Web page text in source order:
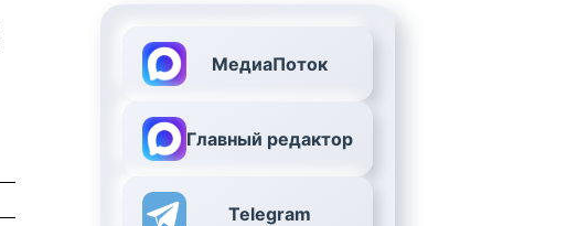
МедиаПоток
Главный редактор
Telegram